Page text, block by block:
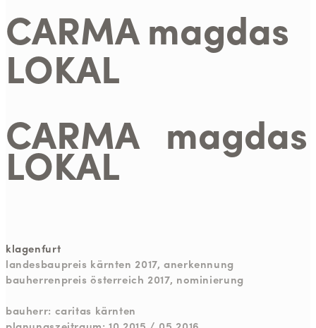
CARMA magdas
LOKAL
CARMA magdas
LOKAL
klagenfurt
landesbaupreis kärnten 2017, anerkennung
bauherrenpreis österreich 2017, nominierung
bauherr: caritas kärnten